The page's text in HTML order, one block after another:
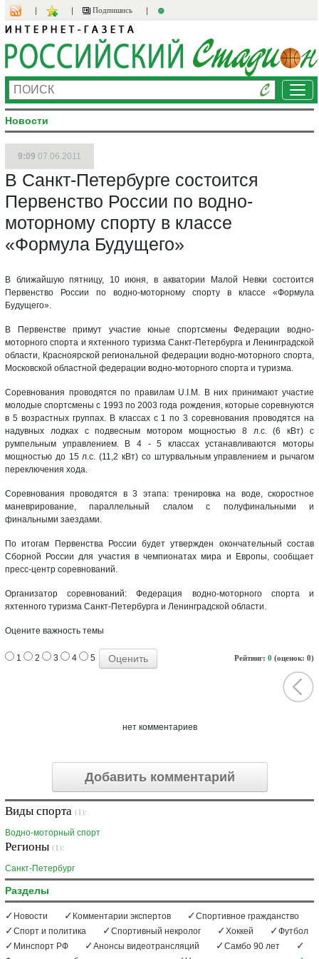
Подпишись
Новости
9:09 07.06.2011
В Санкт-Петербурге состоится
Первенство России по водно-
моторному спорту в классе
«Формула Будущего»
В ближайшую пятницу, 10 июня, в акватории Малой Невки состоится
Первенство России по водно-моторному спорту в классе «Формула
Будущего».
В Первенстве примут участие юные спортсмены Федерации водно-
моторного спорта и яхтенного туризма Санкт-Петербурга и Ленинградской
области, Красноярской региональной федерации водно-моторного спорта,
Московской областной федерации водно-моторного спорта и туризма.
Соревнования проводятся по правилам U.I.M. В них принимают участие
молодые спортсмены с 1993 по 2003 года рождения, которые соревнуются
в 5 возрастных группах. В классах с 1 по 3 соревнования проводятся на
надувных лодках с подвесным мотором мощностью 8 л.с. (6 кВт) с
румпельным управлением. В 4 - 5 классах устанавливаются моторы
мощностью до 15 л.с. (11,2 кВт) cо штурвальным управлением и рычагом
переключения хода.
Соревнования проводятся в 3 этапа: тренировка на воде, скоростное
маневрирование, параллельный слалом с полуфинальными и
финальными заездами.
По итогам Первенства России будет утвержден окончательный состав
Сборной России для участия в чемпионатах мира и Европы, сообщает
пресс-центр соревнований.
Организатор соревнований: Федерация водно-моторного спорта и
яхтенного туризма Санкт-Петербурга и Ленинградской области.
Оцените важность темы
Рейтинг: 0 (оценок: 0)
1 2 3 4 5
нет комментариев
Добавить комментарий
Виды спорта (1):
Водно-моторный спорт
Регионы (1):
Санкт-Петербург
Разделы
Новости Комментарии экспертов
Спортивное гражданство
Спорт и политика
Спортивный некролог Хоккей
Футбол
Минспорт РФ
Анонсы видеотрансляций
Самбо 90 лет